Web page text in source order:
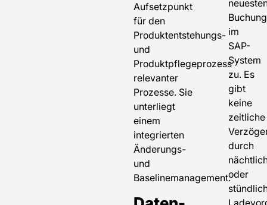
Aufsetzpunkt
für den
Produktentstehungs-
und
Produktpflegeprozess
relevanter
Prozesse. Sie
unterliegt
einem
integrierten
Änderungs-
und
Baselinemanagement.
im
SAP-
System
zu. Es
gibt
keine
zeitliche
durch
oder